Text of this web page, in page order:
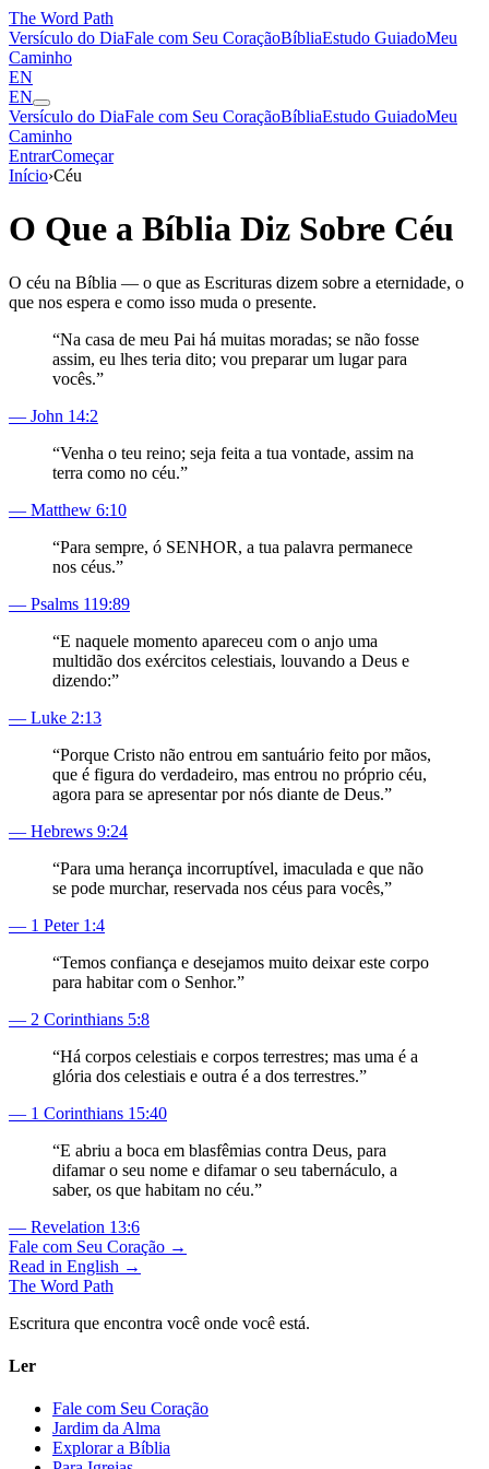
The Word Path
Versículo do DiaFale com Seu CoraçãoBíbliaEstudo GuiadoMeu
Caminho
EN
EN
Versículo do DiaFale com Seu CoraçãoBíbliaEstudo GuiadoMeu
Caminho
EntrarComeçar
Início›Céu
O Que a Bíblia Diz Sobre Céu
O céu na Bíblia — o que as Escrituras dizem sobre a eternidade, o
que nos espera e como isso muda o presente.
“Na casa de meu Pai há muitas moradas; se não fosse
assim, eu lhes teria dito; vou preparar um lugar para
vocês.”
— John 14:2
“Venha o teu reino; seja feita a tua vontade, assim na
terra como no céu.”
— Matthew 6:10
“Para sempre, ó SENHOR, a tua palavra permanece
nos céus.”
— Psalms 119:89
“E naquele momento apareceu com o anjo uma
multidão dos exércitos celestiais, louvando a Deus e
dizendo:”
— Luke 2:13
“Porque Cristo não entrou em santuário feito por mãos,
que é figura do verdadeiro, mas entrou no próprio céu,
agora para se apresentar por nós diante de Deus.”
— Hebrews 9:24
“Para uma herança incorruptível, imaculada e que não
se pode murchar, reservada nos céus para vocês,”
— 1 Peter 1:4
“Temos confiança e desejamos muito deixar este corpo
para habitar com o Senhor.”
— 2 Corinthians 5:8
“Há corpos celestiais e corpos terrestres; mas uma é a
glória dos celestiais e outra é a dos terrestres.”
— 1 Corinthians 15:40
“E abriu a boca em blasfêmias contra Deus, para
difamar o seu nome e difamar o seu tabernáculo, a
saber, os que habitam no céu.”
— Revelation 13:6
Fale com Seu Coração →
Read in English →
The Word Path
Escritura que encontra você onde você está.
Ler
Fale com Seu Coração
Jardim da Alma
Explorar a Bíblia